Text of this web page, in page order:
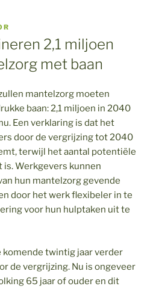
2,1 miljoen
met baan
mantelzorg moeten
baan: 2,1 miljoen in 2040
Een verklaring is dat het
door de vergrijzing tot 2040
terwijl het aantal potentiële
Werkgevers kunnen
hun mantelzorg gevende
door het werk flexibeler in te
voor hun hulptaken uit te
komende twintig jaar verder
de vergrijzing. Nu is ongeveer
65 jaar of ouder en dit